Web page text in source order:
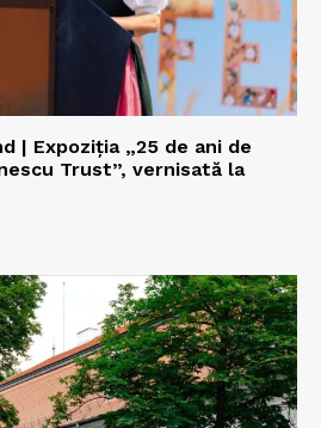
| Expoziţia „25 de ani de
Trust”, vernisată la